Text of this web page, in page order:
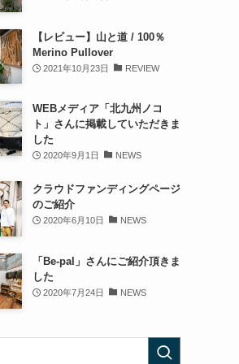
【レビュー】山と道 / 100％
Merino Pullover
2021年10月23日 REVIEW
WEBメディア「北九州ノコ
ト」さんに掲載していただきま
した
2020年9月1日 NEWS
クラウドファンディングページ
のご紹介
2020年6月10日 NEWS
「Be-pal」さんにご紹介頂きま
した
2020年7月24日 NEWS